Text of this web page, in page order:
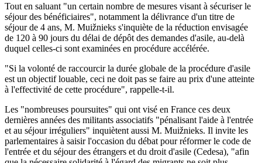
Tout en saluant "un certain nombre de mesures visant à sécuriser le
séjour des bénéficiaires", notamment la délivrance d'un titre de
séjour de 4 ans, M. Muižnieks s'inquiète de la réduction envisagée
de 120 à 90 jours du délai de dépôt des demandes d'asile, au-delà
duquel celles-ci sont examinées en procédure accélérée.
"Si la volonté de raccourcir la durée globale de la procédure d'asile
est un objectif louable, ceci ne doit pas se faire au prix d'une atteinte
à l'effectivité de cette procédure", rappelle-t-il.
Les "nombreuses poursuites" qui ont visé en France ces deux
dernières années des militants associatifs "pénalisant l'aide à l'entrée
et au séjour irréguliers" inquiètent aussi M. Muižnieks. Il invite les
parlementaires à saisir l'occasion du débat pour réformer le code de
l'entrée et du séjour des étrangers et du droit d'asile (Cedesa), "afin